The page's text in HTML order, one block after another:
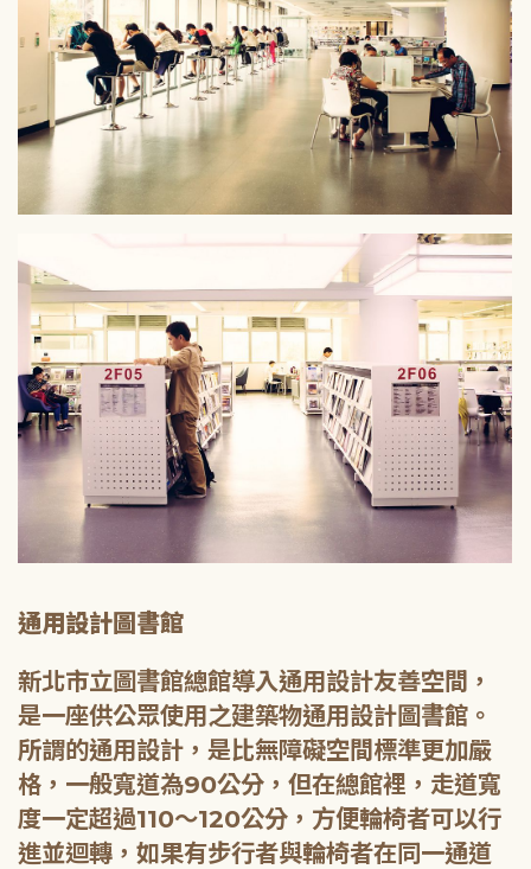
通用設計圖書館
新北市立圖書館總館導入通用設計友善空間，
是一座供公眾使用之建築物通用設計圖書館。
所謂的通用設計，是比無障礙空間標準更加嚴
格，一般寬道為90公分，但在總館裡，走道寬
度一定超過110～120公分，方便輪椅者可以行
進並迴轉，如果有步行者與輪椅者在同一通道